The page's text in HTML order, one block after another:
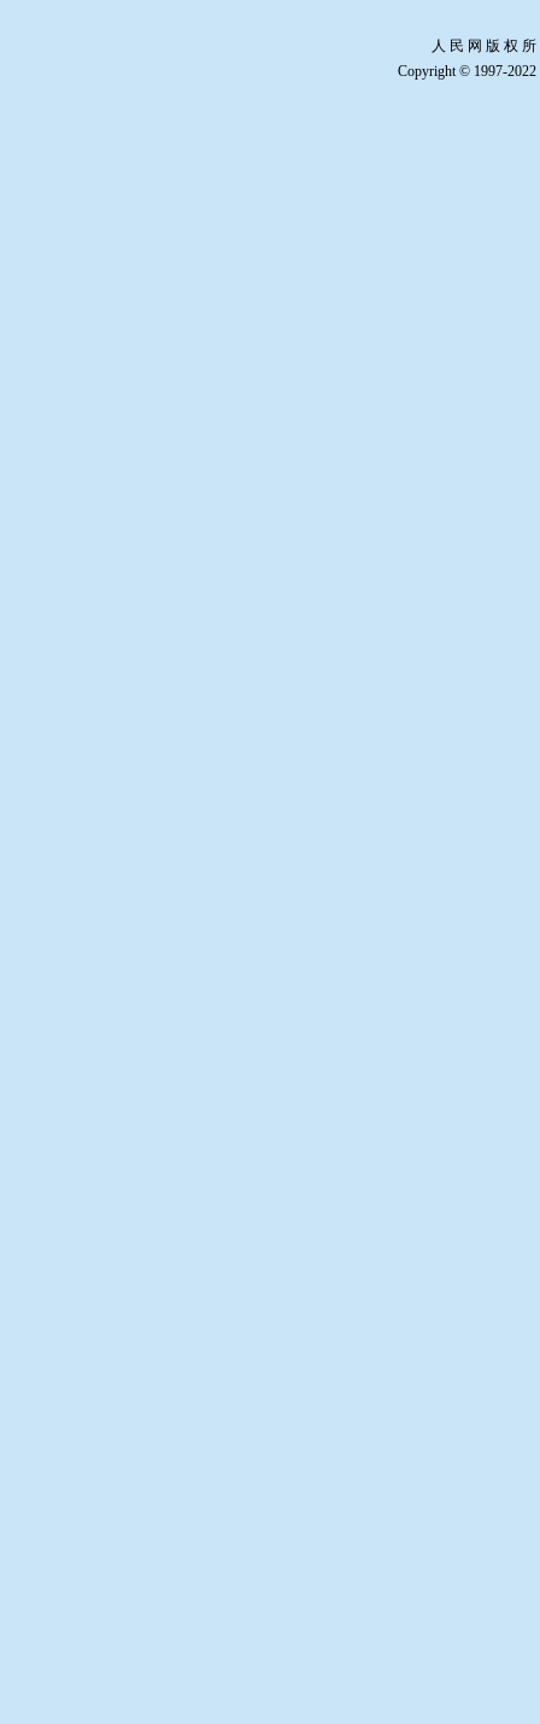
人 民 网 版 权
Copyright © 1997-2022